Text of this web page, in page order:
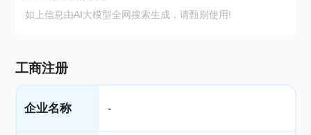
如上信息由AI大模型全网搜索生成，请甄别使用!
工商注册
企业名称 -